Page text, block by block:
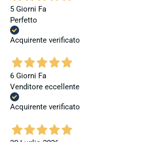
5 Giorni Fa
Perfetto
Acquirente verificato
6 Giorni Fa
Venditore eccellente
Acquirente verificato